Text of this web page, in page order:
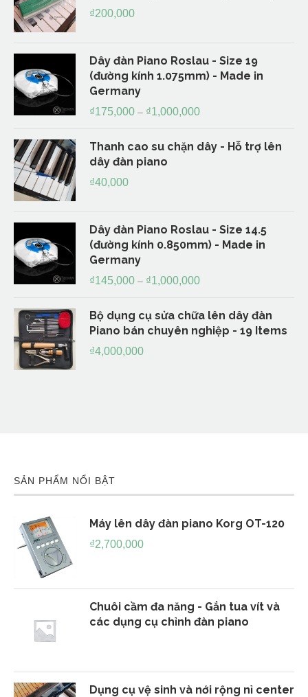
₫200,000
Dây đàn Piano Roslau - Size 19
(đường kính 1.075mm) - Made in
Germany
₫175,000 – ₫1,000,000
Thanh cao su chặn dây - Hỗ trợ lên
dây đàn piano
₫40,000
Dây đàn Piano Roslau - Size 14.5
(đường kính 0.850mm) - Made in
Germany
₫145,000 – ₫1,000,000
Bộ dụng cụ sửa chữa lên dây đàn
Piano bán chuyên nghiệp - 19 Items
₫4,000,000
SẢN PHẨM NỔI BẬT
Máy lên dây đàn piano Korg OT-120
₫2,700,000
Chuôi cầm đa năng - Gắn tua vít và
các dụng cụ chỉnh đàn piano
Dụng cụ vệ sinh và nới rộng nỉ center